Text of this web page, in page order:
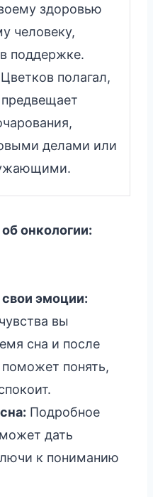
здоровью
человеку,
поддержке.
Цветков полагал,
предвещает
делами или
онкологии:
эмоции:
вы
сна и после
понять,
Подробное
дать
к пониманию